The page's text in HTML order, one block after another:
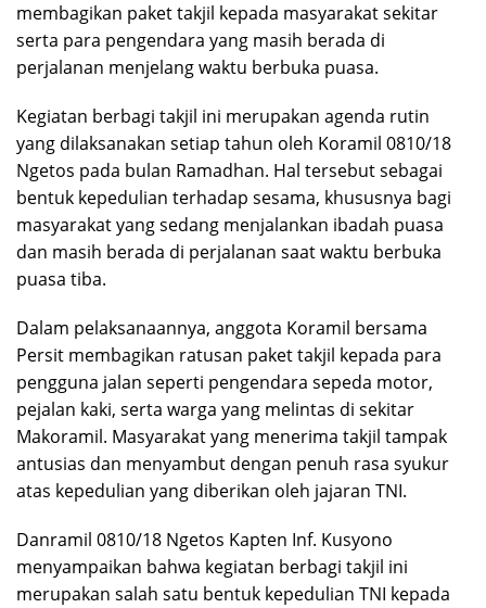
membagikan paket takjil kepada masyarakat sekitar
serta para pengendara yang masih berada di
perjalanan menjelang waktu berbuka puasa.
Kegiatan berbagi takjil ini merupakan agenda rutin
yang dilaksanakan setiap tahun oleh Koramil 0810/18
Ngetos pada bulan Ramadhan. Hal tersebut sebagai
bentuk kepedulian terhadap sesama, khususnya bagi
masyarakat yang sedang menjalankan ibadah puasa
dan masih berada di perjalanan saat waktu berbuka
puasa tiba.
Dalam pelaksanaannya, anggota Koramil bersama
Persit membagikan ratusan paket takjil kepada para
pengguna jalan seperti pengendara sepeda motor,
pejalan kaki, serta warga yang melintas di sekitar
Makoramil. Masyarakat yang menerima takjil tampak
antusias dan menyambut dengan penuh rasa syukur
atas kepedulian yang diberikan oleh jajaran TNI.
Danramil 0810/18 Ngetos Kapten Inf. Kusyono
menyampaikan bahwa kegiatan berbagi takjil ini
merupakan salah satu bentuk kepedulian TNI kepada